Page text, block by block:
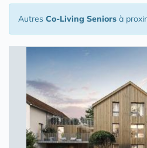
Autres Co-Living Seniors à